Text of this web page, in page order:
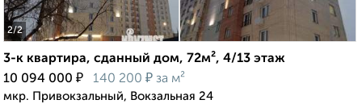
2/2
3-к квартира, сданный дом, 72м², 4/13 этаж
10 094 000 ₽ 140 200 ₽ за м²
мкр. Привокзальный, Вокзальная 24